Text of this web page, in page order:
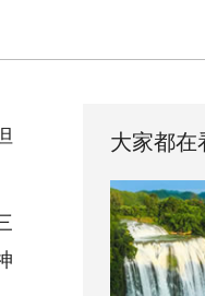
大家都在